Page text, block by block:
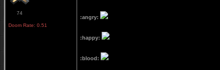
74
Doom Rate: 0.51
:angry:
:happy:
:blood: